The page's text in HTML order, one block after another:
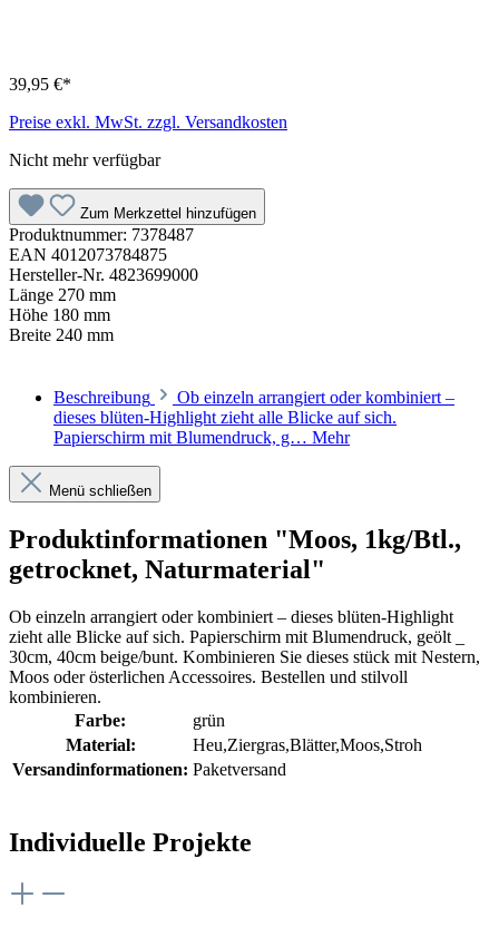
39,95 €*
Preise exkl. MwSt. zzgl. Versandkosten
Nicht mehr verfügbar
Zum Merkzettel hinzufügen
Produktnummer: 7378487
EAN 4012073784875
Hersteller-Nr. 4823699000
Länge 270 mm
Höhe 180 mm
Breite 240 mm
Beschreibung
Ob einzeln arrangiert oder kombiniert –
dieses blüten-Highlight zieht alle Blicke auf sich.
Papierschirm mit Blumendruck, g… Mehr
Menü schließen
Produktinformationen "Moos, 1kg/Btl.,
getrocknet, Naturmaterial"
Ob einzeln arrangiert oder kombiniert – dieses blüten-Highlight
zieht alle Blicke auf sich. Papierschirm mit Blumendruck, geölt _
30cm, 40cm beige/bunt. Kombinieren Sie dieses stück mit Nestern,
Moos oder österlichen Accessoires. Bestellen und stilvoll
kombinieren.
Farbe:
grün
Material:
Heu,Ziergras,Blätter,Moos,Stroh
Versandinformationen: Paketversand
Individuelle Projekte